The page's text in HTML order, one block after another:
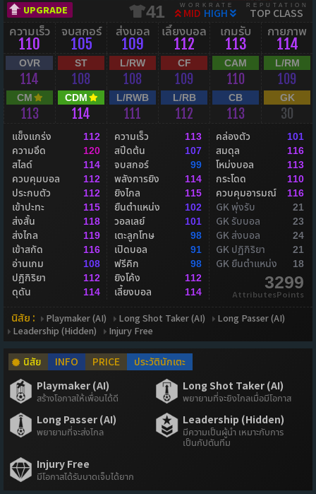
UPGRADE 41 WORKRATE
MID HIGH
REPUTATION
TOP CLASS
ความเร็ว
110
จบสกอร์
105
ส่งบอล
109
เลี้ยงบอล
112
เกมรับ
113
กายภาพ
114
OVR
114
ST
108
L/RW
108
CF
109
CAM
110
L/RM
109
CM
113
CDM
114
L/RWB
111
L/RB
112
CB
113
GK
30
แข็งแกร่ง 112
ความอึด 120
สไลด์ 114
ควบคุมบอล 112
ประกบตัว 112
เข้าปะทะ 115
ส่งสั้น 118
ส่งไกล 119
เข้าสกัด 116
อ่านเกม 108
ปฏิกิริยา 112
ดุดัน 114
ความเร็ว 113
สปีดต้น 107
จบสกอร์ 99
พลังการยิง 114
ยิงไกล 115
ยืนตำแหน่ง 102
วอลเลย์ 101
เตะลูกโทษ 98
เปิดบอล 91
ฟรีคิก 98
ยิงโค้ง 112
เลี้ยงบอล 114
คล่องตัว 101
สมดุล 116
โหม่งบอล 113
กระโดด 110
ควบคุมอารมณ์ 116
GK พุ่งรับ 21
GK รับบอล 23
GK ส่งบอล 24
GK ปฏิกิริยา 21
GK ยืนตำแหน่ง 18
3299
AttributesPoints
นิสัย : Playmaker (AI) Long Shot Taker (AI)
Long Passer (AI)
Leadership (Hidden)
Injury Free
นิสัย INFO PRICE
ประวัตินักเตะ
Playmaker (AI)
สร้างโอกาสให้เพื่อนได้ดี
Long Shot Taker (AI)
พยายามที่จะยิงไกลเมื่อมีโอกาส
Long Passer (AI)
พยายามที่จะส่งไกล
Leadership (Hidden)
มีความเป็นผู้นำ เหมาะกับการ
เป็นกัปตันทีม
Injury Free
มีโอกาสได้รับบาดเจ็บได้ยาก